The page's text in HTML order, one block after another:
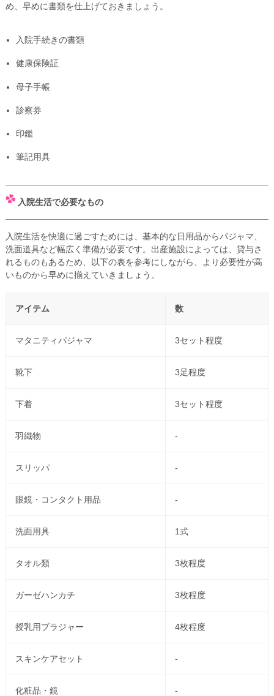
め、早めに書類を仕上げておきましょう。
入院手続きの書類
健康保険証
母子手帳
診察券
印鑑
筆記用具
入院生活で必要なもの
入院生活を快適に過ごすためには、基本的な日用品からパジャマ、
洗面道具など幅広く準備が必要です。出産施設によっては、貸与さ
れるものもあるため、以下の表を参考にしながら、より必要性が高
いものから早めに揃えていきましょう。
アイテム 数
マタニティパジャマ 3セット程度
靴下 3足程度
下着 3セット程度
羽織物 -
スリッパ -
眼鏡・コンタクト用品 -
洗面用具 1式
タオル類 3枚程度
ガーゼハンカチ 3枚程度
授乳用ブラジャー 4枚程度
スキンケアセット -
化粧品・鏡 -